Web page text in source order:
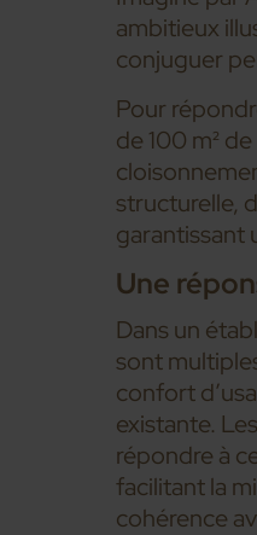
ambitieux
conjuguer
Pour
de 100 m²
structurelle,
garantissant
Une
Dans un
sont
confort
existante.
répondre à
facilitant la
cohérence